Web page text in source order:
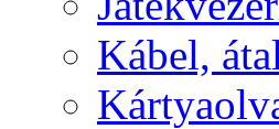
Kábel,